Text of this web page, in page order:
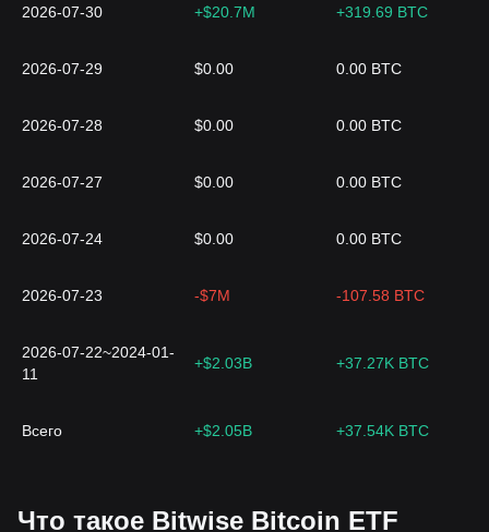
2026-07-30 +$20.7M +319.69 BTC
2026-07-29 $0.00 0.00 BTC
2026-07-28 $0.00 0.00 BTC
2026-07-27 $0.00 0.00 BTC
2026-07-24 $0.00 0.00 BTC
2026-07-23 -$7M -107.58 BTC
2026-07-22~2024-01-
11
+$2.03B +37.27K BTC
Всего +$2.05B +37.54K BTC
Что такое Bitwise Bitcoin ETF